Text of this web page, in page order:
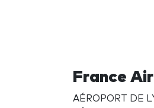
France
AÉROPORT DE